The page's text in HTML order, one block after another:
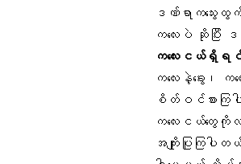
ဒဏ်ရာကသွေး
ကလေးပဲ ဆိုပြီ
ကလေးငယ်ရှိ
ကလေးနဲ့ခွေး၊ က
စိတ်ဝင်စားက
ကလေးငယ်တွေ
အကျိုးပြုကြပါတ